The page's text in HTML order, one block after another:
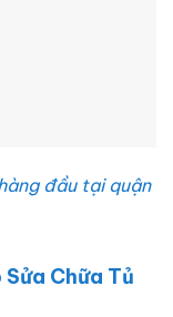
đầu tại quận
Chữa Tủ